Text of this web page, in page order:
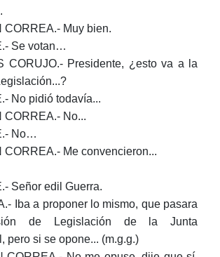
CORREA.- Muy bien.
Se votan…
CORUJO.- Presidente, ¿esto va a la
No pidió todavía...
CORREA.- No...
No…
CORREA.- Me convencieron...
Señor edil Guerra.
Iba a proponer lo mismo, que pasara
de Legislación de la Junta
pero si se opone... (m.g.g.)